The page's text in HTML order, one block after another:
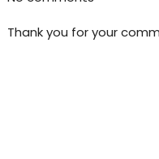
Thank you for your